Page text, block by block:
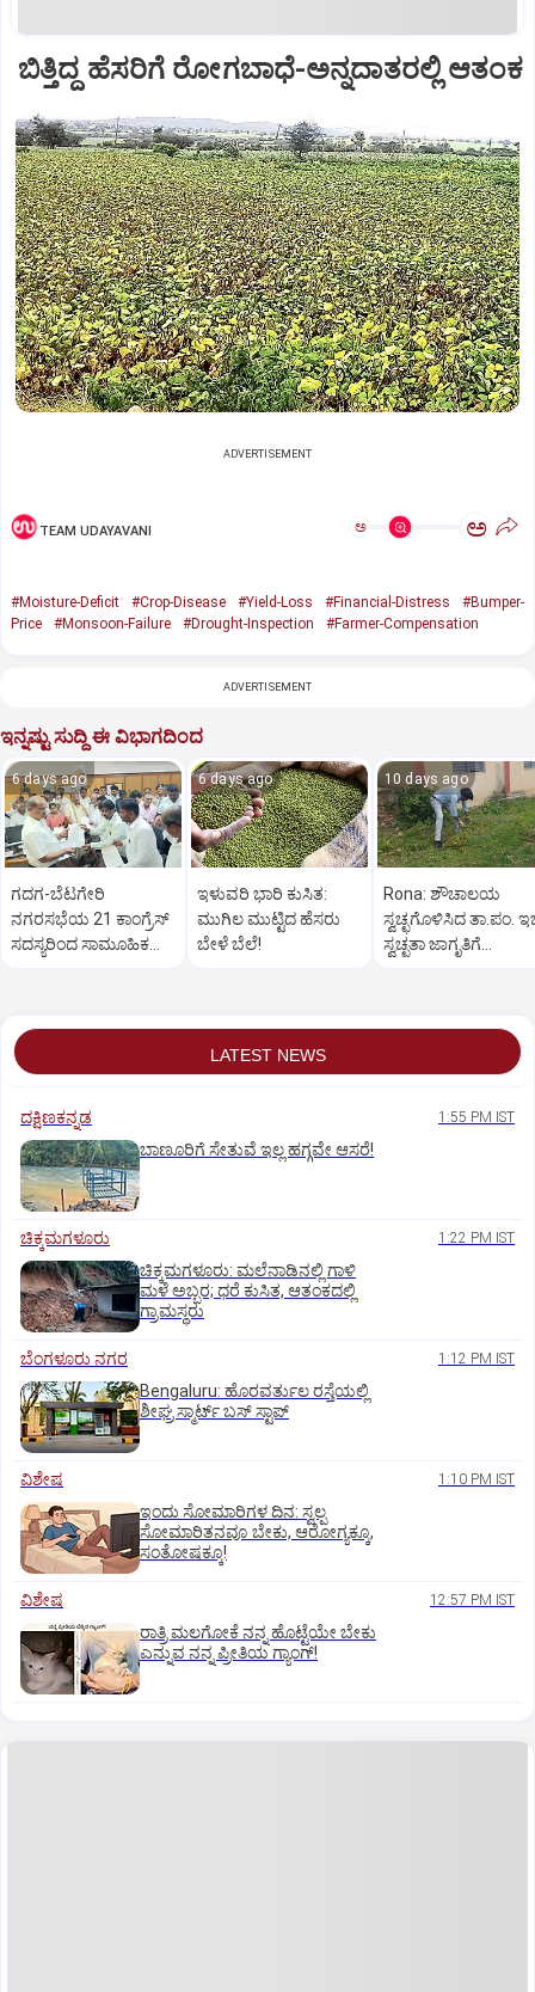
ಬಿತ್ತಿದ್ದ ಹೆಸರಿಗೆ ರೋಗಬಾಧೆ-ಅನ್ನದಾತರಲ್ಲಿ ಆತಂಕ
ADVERTISEMENT
TEAM UDAYAVANI ಅ ಅ
#Moisture-Deficit #Crop-Disease #Yield-Loss #Financial-Distress
#Bumper-
Price
#Monsoon-Failure #Drought-Inspection #Farmer-Compensation
ADVERTISEMENT
ಇನ್ನಷ್ಟು ಸುದ್ದಿ ಈ ವಿಭಾಗದಿಂದ
6 days ago
ಗದಗ-ಬೆಟಗೇರಿ
ನಗರಸಭೆಯ 21 ಕಾಂಗ್ರೆಸ್
ಸದಸ್ಯರಿಂದ ಸಾಮೂಹಿಕ
6 days ago
ಇಳುವರಿ ಭಾರಿ ಕುಸಿತ:
ಮುಗಿಲ ಮುಟ್ಟಿದ ಹೆಸರು
ಬೇಳೆ ಬೆಲೆ!
10 days ago
Rona: ಶೌಚಾಲಯ
ಸ್ವಚ್ಛಗೊಳಿಸಿದ ತಾ.ಪಂ.
ಸ್ವಚ್ಛತಾ ಜಾಗೃತಿಗೆ
LATEST NEWS
ದಕ್ಷಿಣಕನ್ನಡ 1:55 PM IST
ಬಾಣೂರಿಗೆ ಸೇತುವೆ ಇಲ್ಲ ಹಗ್ಗವೇ ಆಸರೆ!
ಚಿಕ್ಕಮಗಳೂರು 1:22 PM IST
ಚಿಕ್ಕಮಗಳೂರು: ಮಲೆನಾಡಿನಲ್ಲಿ ಗಾಳಿ
ಮಳೆ ಅಬ್ಬರ; ಧರೆ ಕುಸಿತ, ಆತಂಕದಲ್ಲಿ
ಗ್ರಾಮಸ್ಥರು
ಬೆಂಗಳೂರು ನಗರ 1:12 PM IST
Bengaluru: ಹೊರವರ್ತುಲ ರಸ್ತೆಯಲ್ಲಿ
ಶೀಘ್ರ ಸ್ಮಾರ್ಟ್‌ ಬಸ್‌ ಸ್ಟಾಪ್‌
ವಿಶೇಷ 1:10 PM IST
ಇಂದು ಸೋಮಾರಿಗಳ ದಿನ: ಸ್ವಲ್ಪ
ಸೋಮಾರಿತನವೂ ಬೇಕು, ಆರೋಗ್ಯಕ್ಕೂ,
ಸಂತೋಷಕ್ಕೂ!
ವಿಶೇಷ 12:57 PM IST
ರಾತ್ರಿ ಮಲಗೋಕೆ ನನ್ನ ಹೊಟ್ಟೆಯೇ ಬೇಕು
ಎನ್ನುವ ನನ್ನ ಪ್ರೀತಿಯ ಗ್ಯಾಂಗ್!